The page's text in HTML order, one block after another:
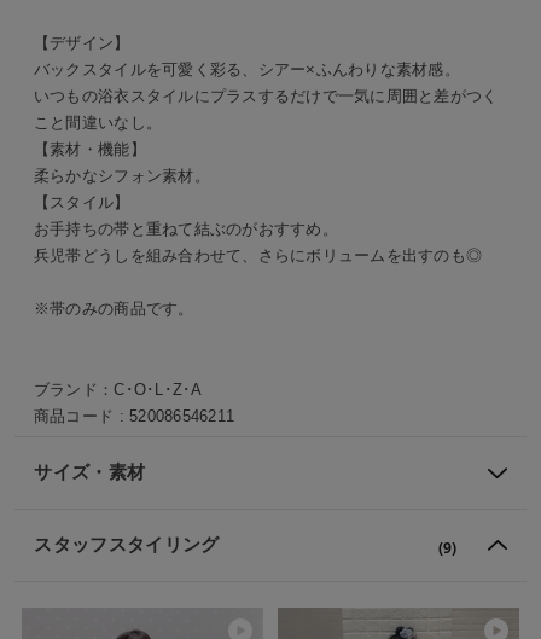
【デザイン】
バックスタイルを可愛く彩る、シアー×ふんわりな素材感。
いつもの浴衣スタイルにプラスするだけで一気に周囲と差がつく
こと間違いなし。
【素材・機能】
柔らかなシフォン素材。
【スタイル】
お手持ちの帯と重ねて結ぶのがおすすめ。
兵児帯どうしを組み合わせて、さらにボリュームを出すのも◎
※帯のみの商品です。
ブランド：C･O･L･Z･A
商品コード : 520086546211
サイズ・素材
スタッフスタイリング (9)